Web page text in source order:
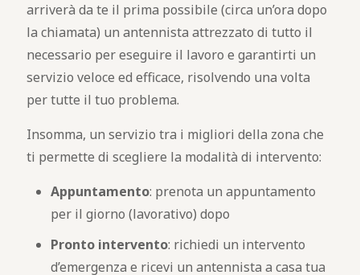
arriverà da te il prima possibile (circa un’ora dopo
la chiamata) un antennista attrezzato di tutto il
necessario per eseguire il lavoro e garantirti un
servizio veloce ed efficace, risolvendo una volta
per tutte il tuo problema.
Insomma, un servizio tra i migliori della zona che
ti permette di scegliere la modalità di intervento:
Appuntamento: prenota un appuntamento
per il giorno (lavorativo) dopo
Pronto intervento: richiedi un intervento
d’emergenza e ricevi un antennista a casa tua